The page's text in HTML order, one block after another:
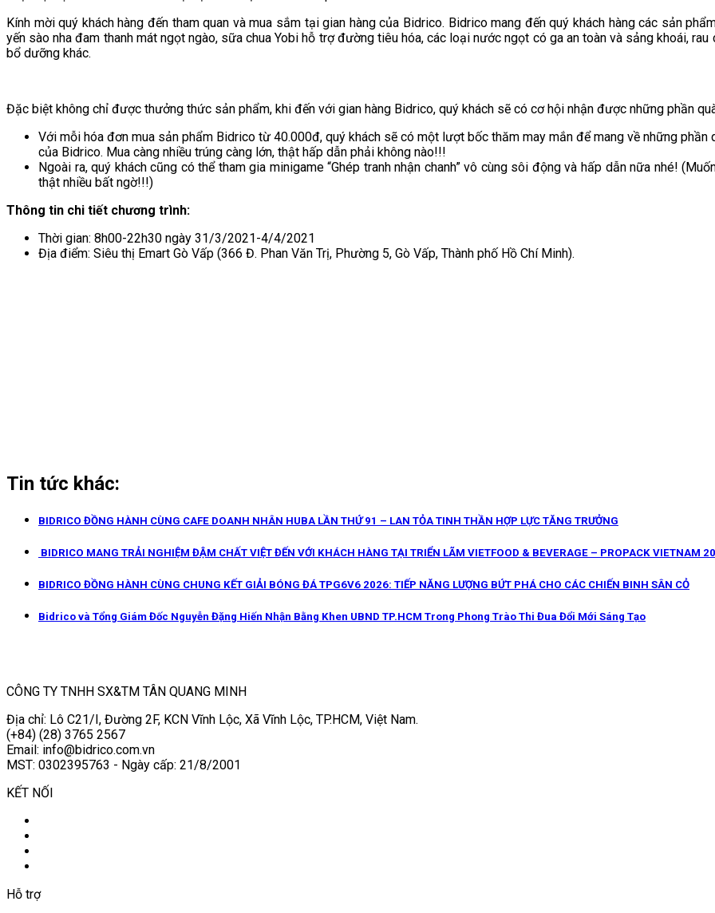
Kính mời quý khách hàng đến tham quan và mua sắm tại gian hàng của Bidrico. Bidrico mang đến quý khách hàng các sản
yến sào nha đam thanh mát ngọt ngào, sữa chua Yobi hỗ trợ đường tiêu hóa, các loại nước ngọt có ga an toàn và sảng khoái,
bổ dưỡng khác.
Đặc biệt không chỉ được thưởng thức sản phẩm, khi đến với gian hàng Bidrico, quý khách sẽ có cơ hội nhận được những phần
Với mỗi hóa đơn mua sản phẩm Bidrico từ 40.000đ, quý khách sẽ có một lượt bốc thăm may mắn để mang về những
của Bidrico. Mua càng nhiều trúng càng lớn, thật hấp dẫn phải không nào!!!
Ngoài ra, quý khách cũng có thể tham gia minigame “Ghép tranh nhận chanh” vô cùng sôi động và hấp dẫn nữa nhé!
thật nhiều bất ngờ!!!)
Thông tin chi tiết chương trình:
Thời gian: 8h00-22h30 ngày 31/3/2021-4/4/2021
Địa điểm: Siêu thị Emart Gò Vấp (366 Đ. Phan Văn Trị, Phường 5, Gò Vấp, Thành phố Hồ Chí Minh).
Tin tức khác:
BIDRICO ĐỒNG HÀNH CÙNG CAFE DOANH NHÂN HUBA LẦN THỨ 91 – LAN TỎA TINH THẦN HỢP LỰC TĂNG TRƯỞNG
BIDRICO MANG TRẢI NGHIỆM ĐẬM CHẤT VIỆT ĐẾN VỚI KHÁCH HÀNG TẠI TRIỂN LÃM VIETFOOD & BEVERAGE – PROPACK VIETNAM
BIDRICO ĐỒNG HÀNH CÙNG CHUNG KẾT GIẢI BÓNG ĐÁ TPG6V6 2026: TIẾP NĂNG LƯỢNG BỨT PHÁ CHO CÁC CHIẾN BINH SÂN CỎ
Bidrico và Tổng Giám Đốc Nguyễn Đặng Hiến Nhận Bằng Khen UBND TP.HCM Trong Phong Trào Thi Đua Đổi Mới Sáng Tạo
CÔNG TY TNHH SX&TM TÂN QUANG MINH
Địa chỉ: Lô C21/I, Đường 2F, KCN Vĩnh Lộc, Xã Vĩnh Lộc, TP.HCM, Việt Nam.
(+84) (28) 3765 2567
Email: info@bidrico.com.vn
MST: 0302395763 - Ngày cấp: 21/8/2001
KẾT NỐI
Hỗ trợ